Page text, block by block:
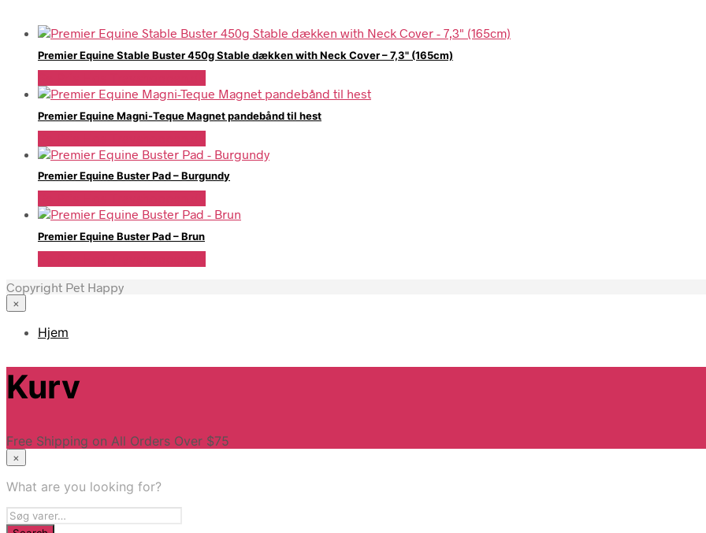
Premier Equine Stable Buster 450g Stable dækken with Neck Cover – 7,3" (165cm)
Premier Equine Magni-Teque Magnet pandebånd til hest
Premier Equine Buster Pad – Burgundy
Premier Equine Buster Pad – Brun
Copyright Pet Happy
×
Hjem
Kurv
Free Shipping on All Orders Over $75
×
What are you looking for?